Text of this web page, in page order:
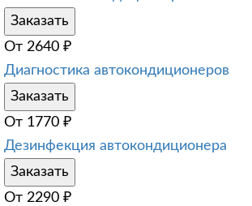
Заказать
От 2640 ₽
Диагностика автокондиционеров
Заказать
От 1770 ₽
Дезинфекция автокондиционера
Заказать
От 2290 ₽